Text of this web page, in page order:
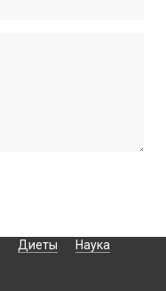
Диеты
Наука